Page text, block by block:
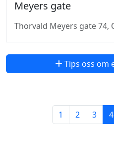
Meyers gate
Thorvald Meyers gate 74,
Tips oss om
1 2 3 4